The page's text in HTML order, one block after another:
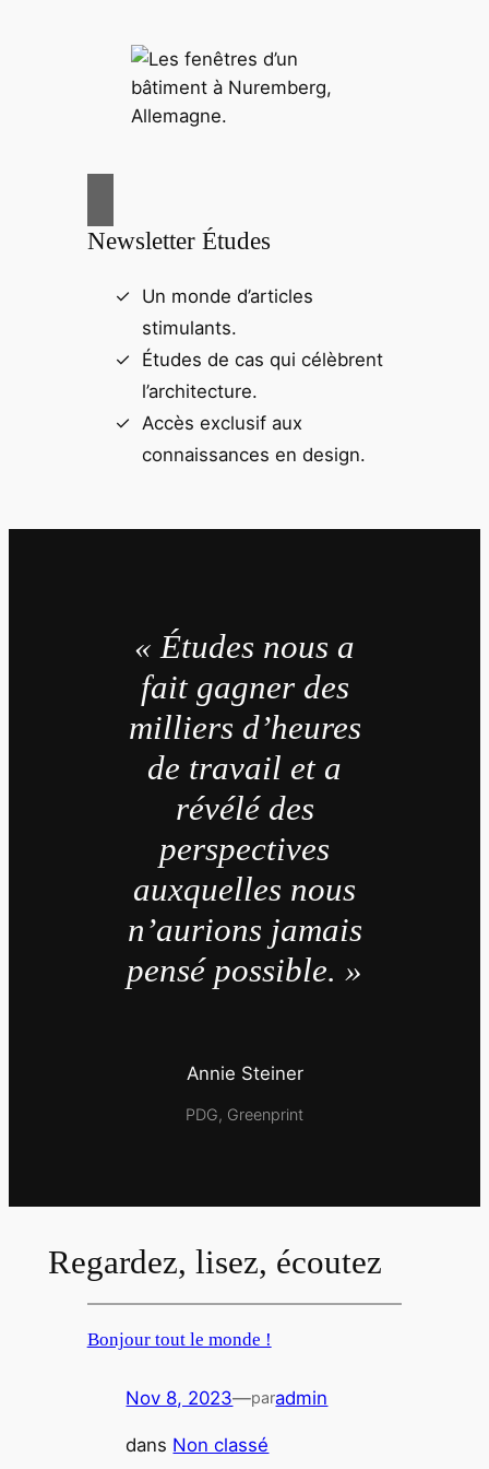
Newsletter Études
Un monde d’articles
stimulants.
Études de cas qui célèbrent
l’architecture.
Accès exclusif aux
connaissances en design.
« Études nous a
fait gagner des
milliers d’heures
de travail et a
révélé des
perspectives
auxquelles nous
n’aurions jamais
pensé possible. »
Annie Steiner
PDG, Greenprint
Regardez, lisez, écoutez
Bonjour tout le monde !
Nov 8, 2023—paradmin
dans Non classé